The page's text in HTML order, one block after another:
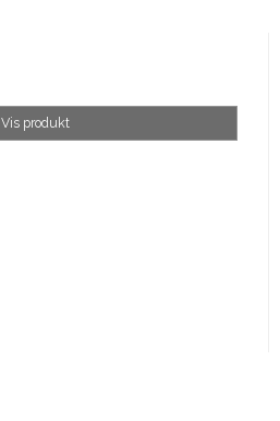
Vis produkt